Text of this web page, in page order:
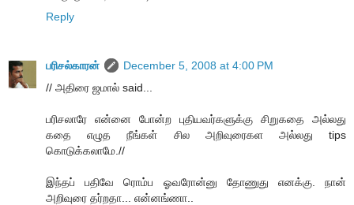
Reply
பரிசல்காரன்
December 5, 2008 at 4:00 PM
// அதிரை ஜமால் said...
பரிசலாரே என்னை போன்ற புதியவர்களுக்கு சிறுகதை அல்லது
கதை எழுத நீங்கள் சில அறிவுரைகள அல்லது tips
கொடுக்கலாமே.//
இந்தப் பதிவே ரொம்ப ஓவரோன்னு தோணுது எனக்கு. நான்
அறிவுரை தர்றதா... என்னங்ணா..